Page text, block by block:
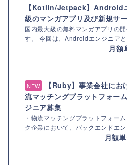
【Kotlin/Jetpack】Android
級のマンガアプリ及び新規サ
国内最大級の無料マンガアプリの
す。 今回は、Androidエンジニア
月額
NEW
【Ruby】事業会社に
流マッチングプラットフォー
ジニア募集
・物流マッチングプラットフォー
ク企業において、バックエンドエ
月額